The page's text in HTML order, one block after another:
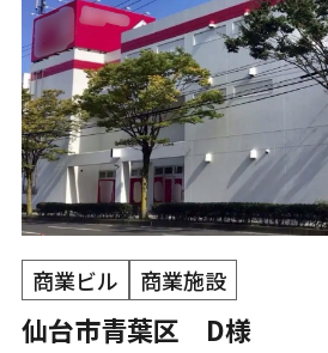
商業ビル 商業施設
仙台市青葉区 D様